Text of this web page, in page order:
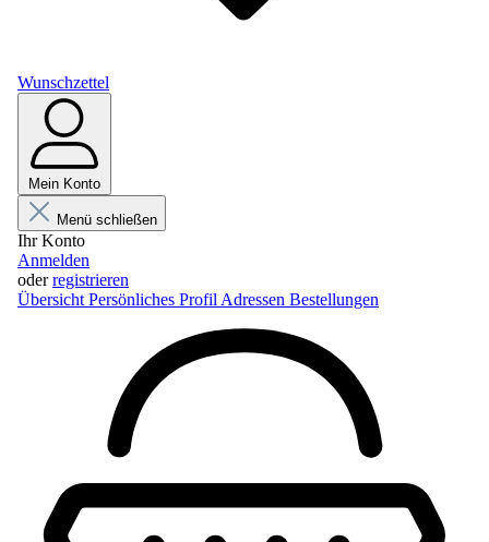
Wunschzettel
Mein Konto
Menü schließen
Ihr Konto
Anmelden
oderregistrieren
Übersicht Persönliches Profil Adressen Bestellungen